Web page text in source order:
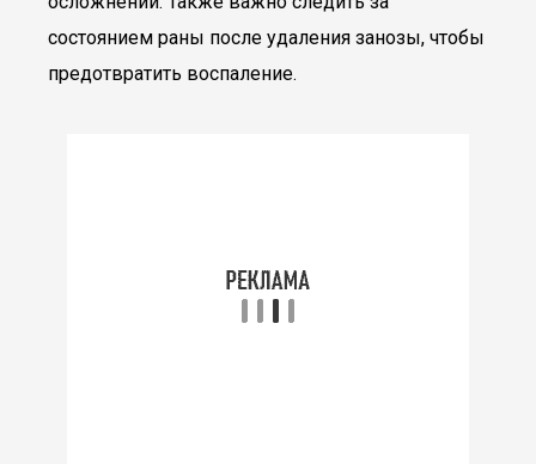
состоянием раны после удаления занозы, чтобы
предотвратить воспаление.